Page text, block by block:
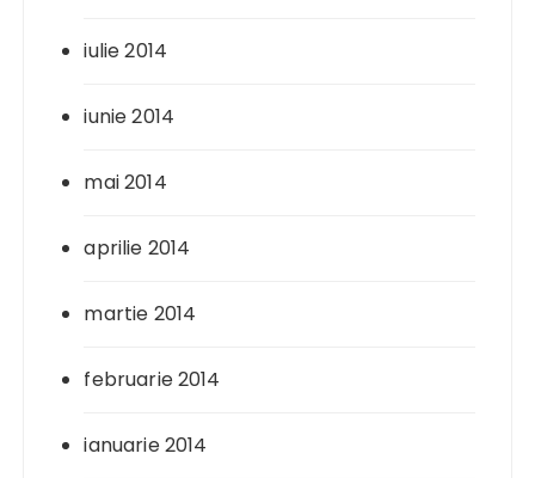
iulie 2014
iunie 2014
mai 2014
aprilie 2014
martie 2014
februarie 2014
ianuarie 2014